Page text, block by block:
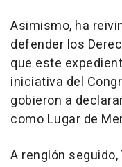
Asimismo, ha
defender los
que este
iniciativa del
gobieron a
como Lugar de
A renglón